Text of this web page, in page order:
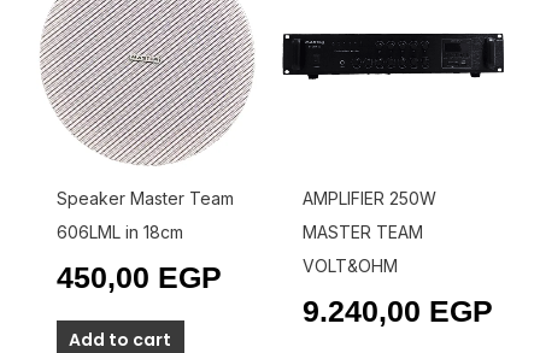
Speaker Master Team
606LML in 18cm
450,00 EGP
Add to cart
AMPLIFIER 250W
MASTER TEAM
VOLT&OHM
9.240,00 EGP